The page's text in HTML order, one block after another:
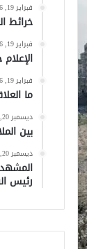
فبراير 19, 2026
خرائط
فبراير 19, 2026
فبراير 19, 2026
ما
ديسمبر 20, 2025
بين
ديسمبر 20, 2025
المشهد
رئيس